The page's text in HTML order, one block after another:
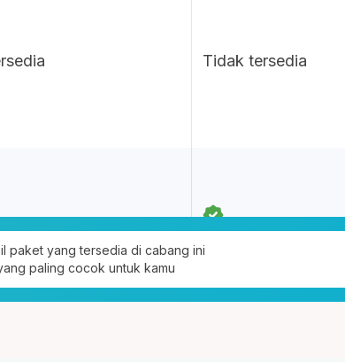
Tidak tersedia
paket yang tersedia di cabang ini
paling cocok untuk kamu